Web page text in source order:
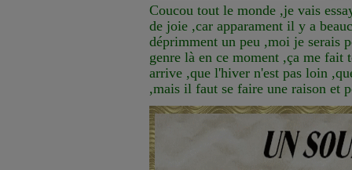
Coucou tout le monde ,je vais
de joie ,car apparament il y a
déprimment un peu ,moi je serais
genre là en ce moment ,ça me fait
arrive ,que l'hiver n'est pas loin
,mais il faut se faire une raison et